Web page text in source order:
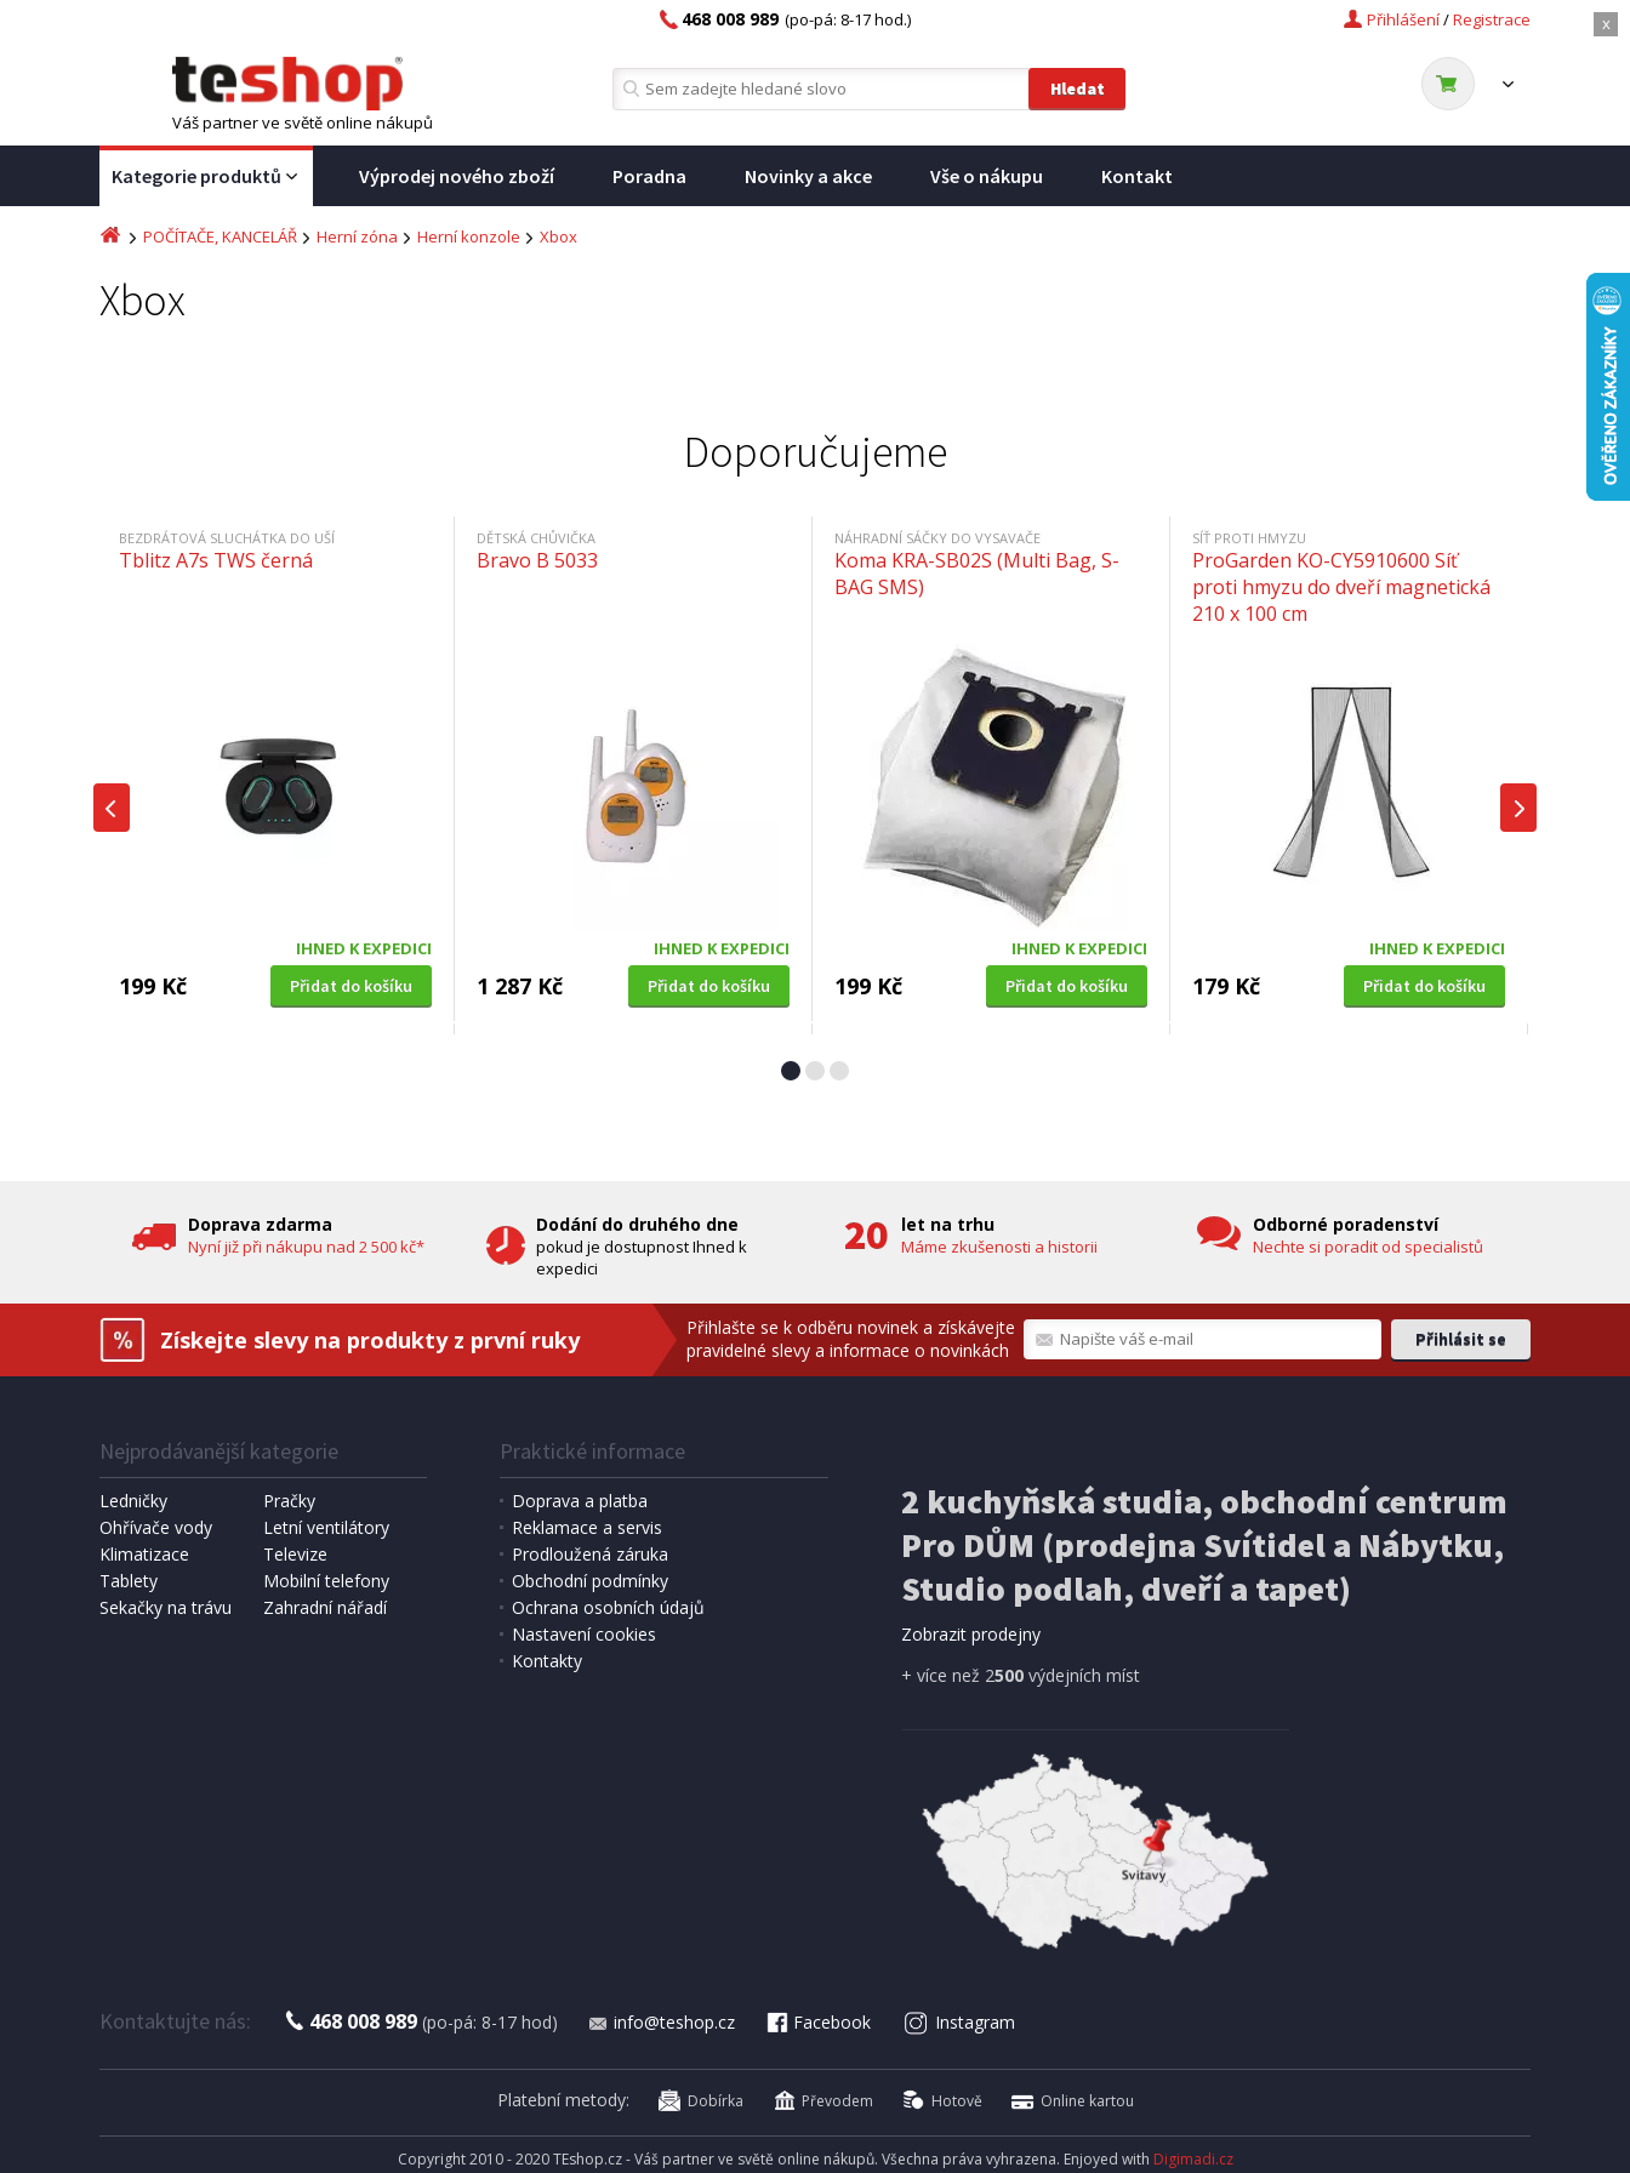
x
Registrace
/
Přihlášení
468 008 989 (po-pá: 8-17 hod.)
Váš partner ve světě online nákupů
Kategorie produktů Výprodej nového zboží Poradna Novinky a akce Vše o nákupu Kontakt
POČÍTAČE, KANCELÁŘ Herní zóna Herní konzole Xbox
Xbox
Doporučujeme
BEZDRÁTOVÁ SLUCHÁTKA DO UŠÍ
Tblitz A7s TWS černá
IHNED K EXPEDICI
199 Kč Přidat do košíku
DĚTSKÁ CHŮVIČKA
Bravo B 5033
IHNED K EXPEDICI
1 287 Kč Přidat do košíku
NÁHRADNÍ SÁČKY DO VYSAVAČE
Koma KRA-SB02S (Multi Bag, S-
BAG SMS)
IHNED K EXPEDICI
199 Kč Přidat do košíku
SÍŤ PROTI HMYZU
ProGarden KO-CY5910600 Síť
proti hmyzu do dveří magnetická
210 x 100 cm
IHNED K EXPEDICI
179 Kč Přidat do košíku
IHNED K EXPEDICI
1 190 Kč Přidat do košíku
IHNED K EXPEDICI
6 490 Kč
Extol Craft (99130), 150x180cm,
Přidat do košíku 3 499 Kč Přidat do košíku
DOMÁCÍ PEKÁRNA CHLEBA
Bravo B 4262
SOLÁRNÍ SPRCHA
Hawaj 38 l, černá (vč. teploměru)
DOPRAVA ZDARMA
METEOSTANICE
ECG MS 300 White
ELEKTRICKÁ KOLOBĚŽKA
Ducati PRO-III
Doprava zdarma
Nyní již při nákupu nad 2 500 kč*
Dodání do druhého dne
pokud je dostupnost Ihned k
expedici
let na trhu
Máme zkušenosti a historii
Odborné poradenství
Nechte si poradit od specialistů
Získejte slevy na produkty z první ruky
Přihlašte se k odběru novinek a získávejte
pravidelné slevy a informace o novinkách
Nejprodávanější kategorie
Ledničky
Pračky
Ohřívače vody
Letní ventilátory
Klimatizace
Televize
Tablety
Mobilní telefony
Sekačky na trávu
Zahradní nářadí
Praktické informace
Doprava a platba
Reklamace a servis
Prodloužená záruka
Obchodní podmínky
Ochrana osobních údajů
Nastavení cookies
Kontakty
2 kuchyňská studia, obchodní centrum
Pro DŮM (prodejna Svítidel a Nábytku,
Studio podlah, dveří a tapet)
Zobrazit prodejny
+ více než 2500výdejních míst
Kontaktujte nás: 468 008 989 (po-pá: 8-17 hod) info@teshop.cz Facebook Instagram
Platební metody: Dobírka Převodem Hotově Online kartou
Copyright 2010 - 2020 TEshop.cz - Váš partner ve světě online nákupů. Všechna práva vyhrazena. Enjoyed with Digimadi.cz